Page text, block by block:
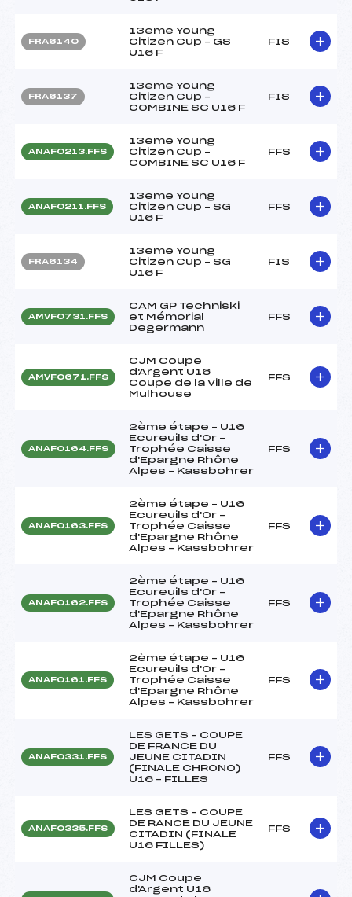
FRA6140
13eme Young
Citizen Cup – GS
U16 F
FIS
FRA6137
13eme Young
Citizen Cup –
COMBINE SC U16 F
FIS
ANAF0213.FFS
13eme Young
Citizen Cup –
COMBINE SC U16 F
FFS
ANAF0211.FFS
13eme Young
Citizen Cup – SG
U16 F
FFS
FRA6134
13eme Young
Citizen Cup – SG
U16 F
FIS
AMVF0731.FFS
CAM GP Techniski
et Mémorial
Degermann
FFS
AMVF0671.FFS
CJM Coupe
d'Argent U16
Coupe de la Ville de
Mulhouse
FFS
ANAF0164.FFS
2ème étape – U16
Ecureuils d'Or –
Trophée Caisse
d'Epargne Rhône
Alpes – Kassbohrer
FFS
ANAF0163.FFS
2ème étape – U16
Ecureuils d'Or –
Trophée Caisse
d'Epargne Rhône
Alpes – Kassbohrer
FFS
ANAF0162.FFS
2ème étape – U16
Ecureuils d'Or –
Trophée Caisse
d'Epargne Rhône
Alpes – Kassbohrer
FFS
ANAF0161.FFS
2ème étape – U16
Ecureuils d'Or –
Trophée Caisse
d'Epargne Rhône
Alpes – Kassbohrer
FFS
ANAF0331.FFS
LES GETS – COUPE
DE FRANCE DU
JEUNE CITADIN
(FINALE CHRONO)
U16 – FILLES
FFS
ANAF0335.FFS
LES GETS – COUPE
DE RANCE DU JEUNE
CITADIN (FINALE
U16 FILLES)
FFS
CJM Coupe
d'Argent U16